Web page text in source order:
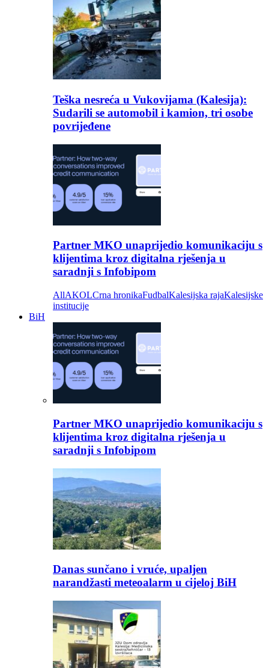
Teška nesreća u Vukovijama (Kalesija):
Sudarili se automobil i kamion, tri osobe
povrijeđene
Partner MKO unaprijedio komunikaciju s
klijentima kroz digitalna rješenja u
saradnji s Infobipom
AllAKOLCrna hronikaFudbalKalesijska rajaKalesijske
institucije
BiH
Partner MKO unaprijedio komunikaciju s
klijentima kroz digitalna rješenja u
saradnji s Infobipom
Danas sunčano i vruće, upaljen
narandžasti meteoalarm u cijeloj BiH